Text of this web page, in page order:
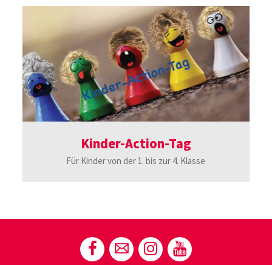
Kinder-Action-Tag
Für Kinder von der 1. bis zur 4. Klasse